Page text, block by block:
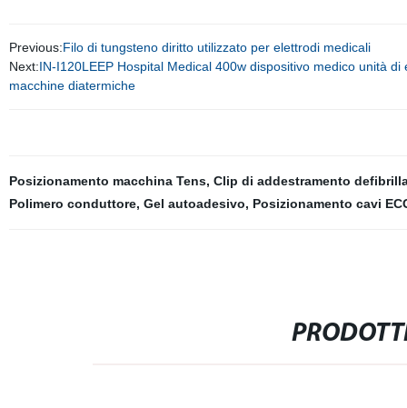
Previous:Filo di tungsteno diritto utilizzato per elettrodi medicali
Next:IN-I120LEEP Hospital Medical 400w dispositivo medico unità
macchine diatermiche
Posizionamento macchina Tens, Clip di addestramento
Polimero conduttore, Gel autoadesivo, Posizionamento cavi